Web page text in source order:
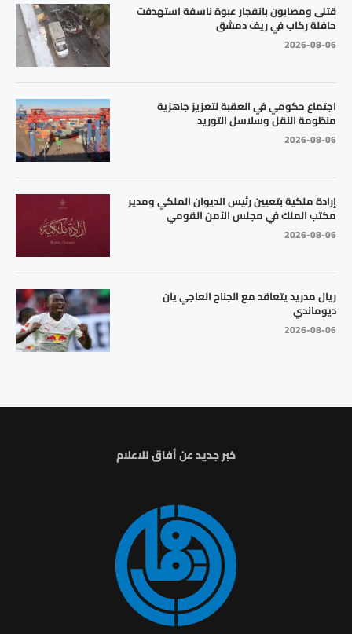
قتلى ومصابون بانفجار عبوة ناسفة استهدفت
حافلة ركاب في ريف دمشق
2026-08-06
اجتماع حكومي في العقبة لتعزيز جاهزية
منظومة النقل وسلاسل التوريد
2026-08-06
إرادة ملكية بتعيين رئيس الديوان الملكي ومدير
مكتب الملك في مجلس الأمن القومي
2026-08-06
ريال مدريد يتعاقد مع الجناح العاجي يان
ديوماندي
2026-08-06
خبر جديد عن أفاق للاعلام